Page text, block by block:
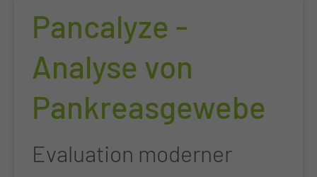
Pancalyze -
Analyse von
Pankreasgewebe
Evaluation moderner